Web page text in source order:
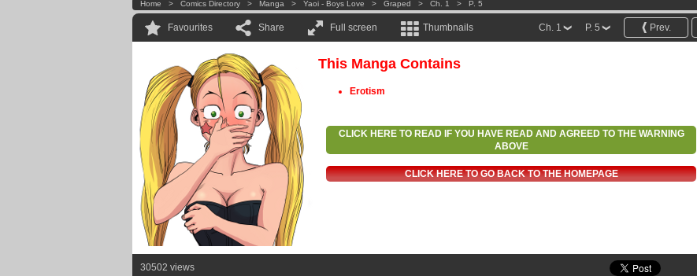
Home > Comics Directory > Manga > Yaoi - Boys Love > Graped > Ch. 1 > P. 5
Favourites Share Full screen Thumbnails Prev.
P. 5
Ch. 1
This Manga Contains
Erotism
CLICK HERE TO READ IF YOU HAVE READ AND AGREED TO THE WARNING
ABOVE
CLICK HERE TO GO BACK TO THE HOMEPAGE
30502 views